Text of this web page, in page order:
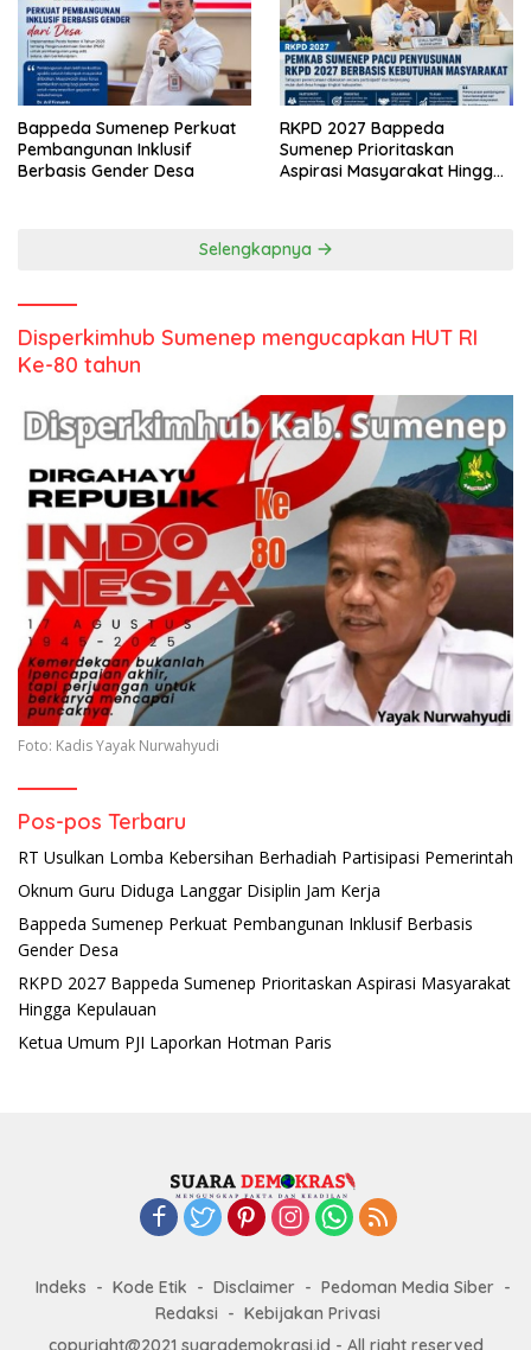
Bappeda Sumenep Perkuat
Pembangunan Inklusif
Berbasis Gender Desa
RKPD 2027 Bappeda
Sumenep Prioritaskan
Aspirasi Masyarakat Hingga
Selengkapnya
Disperkimhub Sumenep mengucapkan HUT RI
Ke-80 tahun
Foto: Kadis Yayak Nurwahyudi
Pos-pos Terbaru
RT Usulkan Lomba Kebersihan Berhadiah Partisipasi Pemerintah
Oknum Guru Diduga Langgar Disiplin Jam Kerja
Bappeda Sumenep Perkuat Pembangunan Inklusif Berbasis
Gender Desa
RKPD 2027 Bappeda Sumenep Prioritaskan Aspirasi Masyarakat
Hingga Kepulauan
Ketua Umum PJI Laporkan Hotman Paris
Indeks Kode Etik Disclaimer
Pedoman Media Siber
Redaksi
Kebijakan Privasi
copyright@2021 suarademokrasi.id - All right reserved